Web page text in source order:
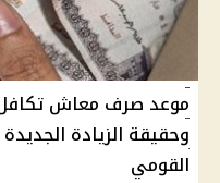
وحقيقة الزيادة
القومي